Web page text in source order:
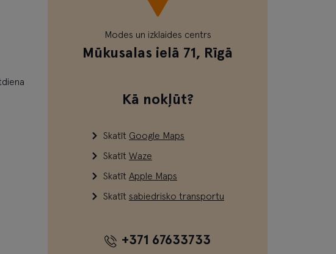
Modes un izklaides centrs
Mūkusalas ielā 71, Rīgā
Kā nokļūt?
Skatīt Google Maps
Skatīt Waze
Skatīt Apple Maps
Skatīt sabiedrisko transportu
+371 67633733